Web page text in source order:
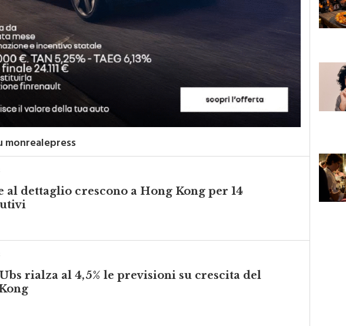
al dettaglio crescono a Hong Kong per 14
rialza al 4,5% le previsioni su crescita del